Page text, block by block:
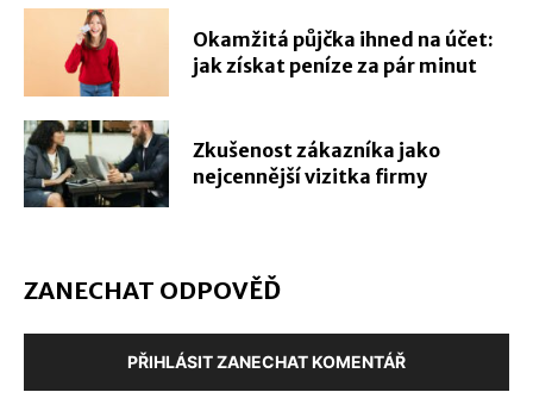
Okamžitá půjčka ihned na účet:
jak získat peníze za pár minut
Zkušenost zákazníka jako
nejcennější vizitka firmy
ZANECHAT ODPOVĚĎ
PŘIHLÁSIT ZANECHAT KOMENTÁŘ